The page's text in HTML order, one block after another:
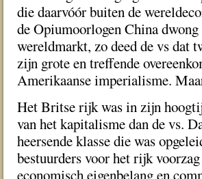
die daarvóór buiten de
de Opiumoorlogen China
wereldmarkt, zo deed de vs dat
zijn grote en treffende
Amerikaanse imperialisme.
Het Britse rijk was in zijn
van het kapitalisme dan de vs.
heersende klasse die was
bestuurders voor het rijk
economisch eigenbelang en